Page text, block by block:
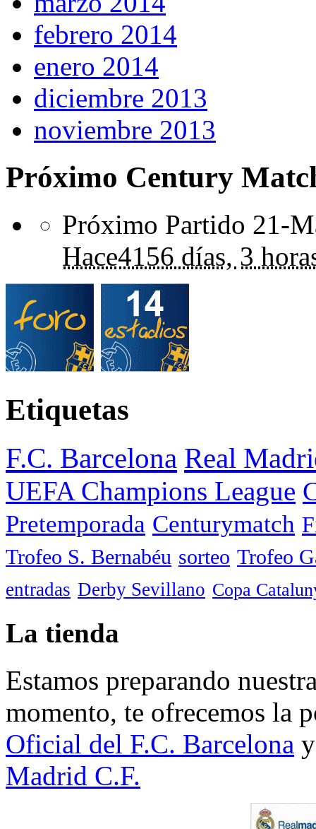
febrero 2014
enero 2014
diciembre 2013
noviembre 2013
Próximo Century
Próximo Partido 21-
Hace4156 días, 3
Etiquetas
F.C. Barcelona Real
UEFA Champions League
Pretemporada Centurymatch
Trofeo S. Bernabéu sorteo Trofeo
entradas Derby Sevillano Copa
La tienda
Estamos preparando
momento, te ofrecemos la
Oficial del F.C. Barcelona
Madrid C.F.